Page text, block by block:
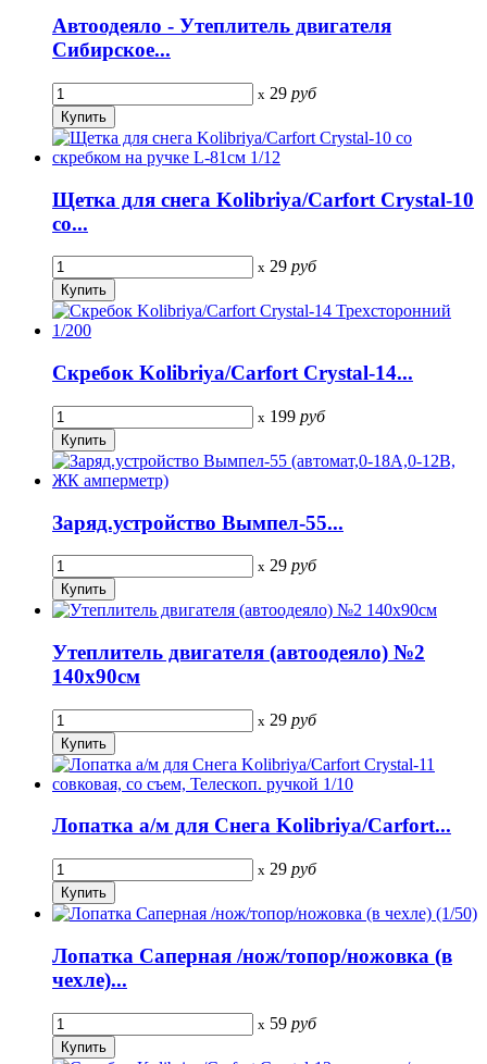
Автоодеяло - Утеплитель двигателя
Сибирское...
x 29 руб
Щетка для снега Kolibriya/Carfort Crystal-10
со...
x 29 руб
Скребок Kolibriya/Carfort Crystal-14...
x 199 руб
Заряд.устройство Вымпел-55...
x 29 руб
Утеплитель двигателя (автоодеяло) №2
140x90см
x 29 руб
Лопатка а/м для Снега Kolibriya/Carfort...
x 29 руб
Лопатка Саперная /нож/топор/ножовка (в
чехле)...
x 59 руб